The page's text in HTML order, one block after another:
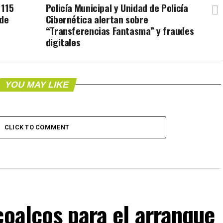
Policía Municipal y Unidad de Policía
Cibernética alertan sobre
“Transferencias Fantasma” y fraudes
digitales
YOU MAY LIKE
CLICK TO COMMENT
para el arranque